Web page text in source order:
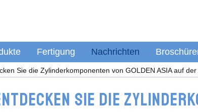
Fertigung Nachrichten
Sie die Zylinderkomponenten von GOLDEN ASIA auf
Sie die